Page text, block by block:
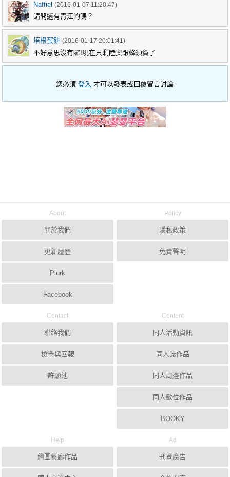
Naffiel (2016-01-07 11:20:47)
請問還有青江的嗎？
培根蛋餅 (2016-01-17 20:01:41)
不好意思沒有囉!現在只剩陸奧跟蜂須賀了
您必須登入 才可以發表或回覆留言討論
About
關於我們
更新履歷
Plurk
Facebook
Policy
隱私政策
免責聲明
Contact
聯絡我們
檢舉與回報
許願池
Content
同人活動資訊
同人誌作品
同人周邊作品
同人數位作品
BOOKY
Help
繪圖藝廊作品
Ad
刊登廣告